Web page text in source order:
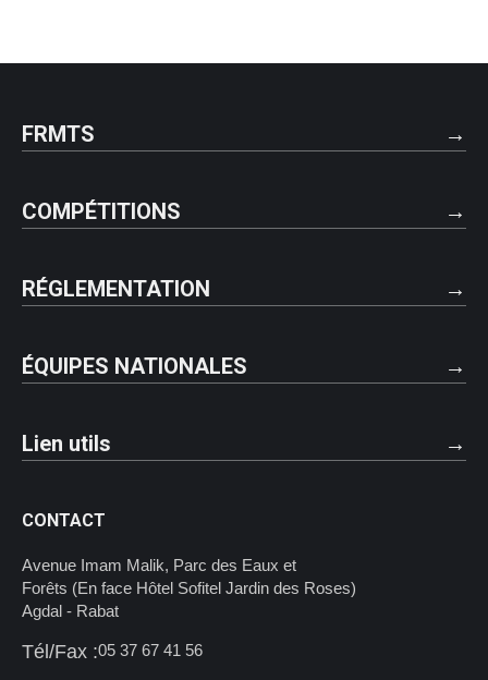
FRMTS
COMPÉTITIONS
RÉGLEMENTATION
ÉQUIPES NATIONALES
Lien utils
CONTACT
Avenue Imam Malik, Parc des Eaux et
Forêts (En face Hôtel Sofitel Jardin des Roses)
Agdal - Rabat
Tél/Fax :05 37 67 41 56